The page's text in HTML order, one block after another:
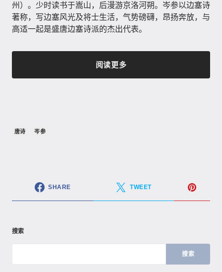
州）。少时读书于嵩山，后漫游京洛河朔。岑参以边塞诗
著称，写边塞风光及将士生活，气势磅礴，昂扬奔放，与
高适一起是盛唐边塞诗派的杰出代表。
阅读更多
唐诗 岑参
SHARE TWEET
搜索
搜索